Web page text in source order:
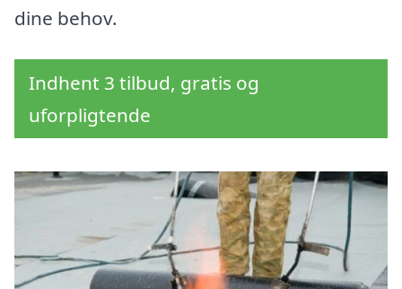
dine behov.
Indhent 3 tilbud, gratis og
uforpligtende